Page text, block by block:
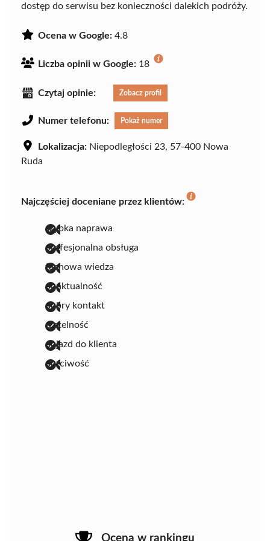
dostęp do serwisu bez konieczności dalekich podróży.
Ocena w Google: 4.8
Liczba opinii w Google: 18
Czytaj opinie: Zobacz profil
Numer telefonu: Pokaż numer
Lokalizacja: Niepodległości 23, 57-400 Nowa
Ruda
Najczęściej doceniane przez klientów:
szybka naprawa
profesjonalna obsługa
fachowa wiedza
punktualność
dobry kontakt
rzetelność
dojazd do klienta
uczciwość
Ocena w rankingu